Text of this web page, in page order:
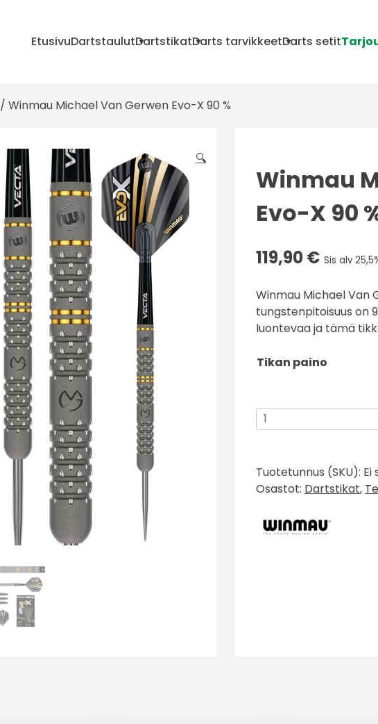
EtusivuDartstaulutDartstikatDarts tarvikkeetDarts setit
/ Winmau Michael Van Gerwen Evo-X 90 %
🔍
Winmau
Evo-X 90
119,90€ Sis alv
Winmau Michael Van
tungstenpitoisuus on
luontevaa ja tämä
Tikan paino
Winmau
Michael
Gerwen
Evo-
%
Tuotetunnus (SKU):
Osastot: Dartstikat,